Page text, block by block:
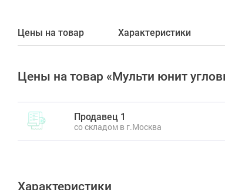
Цены на товар Характеристики
Цены на товар «Мульти юнит
Продавец 1
со складом в г.Москва
Характеристики